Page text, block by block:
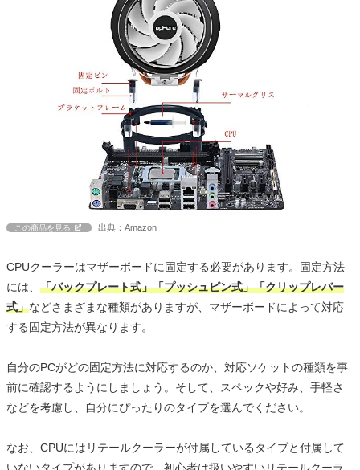
この商品を見る 出典：Amazon
CPUクーラーはマザーボードに固定する必要があります。固定方法
には、 「バックプレート式」「プッシュピン式」「クリップレバー
式」などさまざまな種類がありますが、マザーボードによって対応
する固定方法が異なります。
自分のPCがどの固定方法に対応するのか、対応ソケットの種類を事
前に確認するようにしましょう。そして、スペックや好み、手軽さ
などを考慮し、自分にぴったりのタイプを選んでください。
なお、CPUにはリテールクーラーが付属しているタイプと付属して